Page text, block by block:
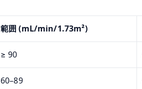
範囲 (mL/min/1.73m²)
≥ 90
60–89